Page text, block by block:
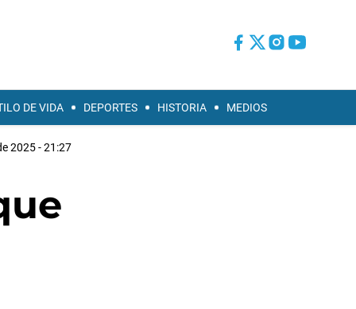
DE VIDA DEPORTES HISTORIA MEDIOS
2025 - 21:27